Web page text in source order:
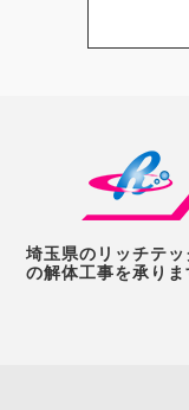
埼玉県のリッチテ
の解体工事を承りま